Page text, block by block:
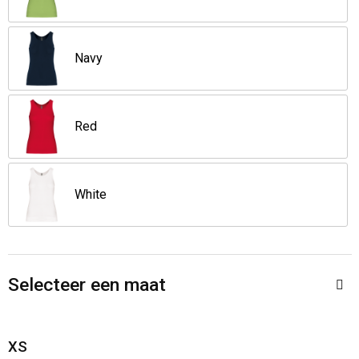
Opvouwbare tassen
Waterbestendige tassen
Bowlingtassen
Strandtassen
Katoenen draagtassen
Navy
Red
White
Selecteer een maat
XS